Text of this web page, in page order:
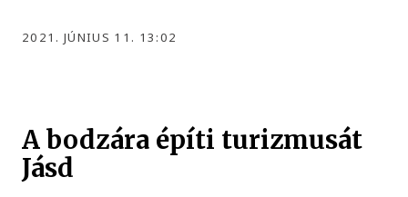
2021. JÚNIUS 11. 13:02
A bodzára építi turizmusát
Jásd